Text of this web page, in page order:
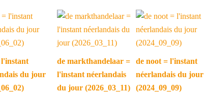
l'instant
du jour
de markthandelaar =
l'instant néerlandais
du jour (2026_03_11)
de noot = l'instant
néerlandais du jour
(2024_09_09)